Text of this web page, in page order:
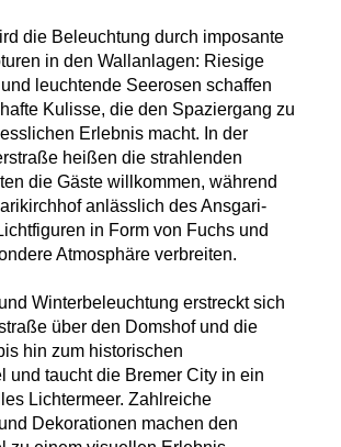
die Beleuchtung durch imposante
in den Wallanlagen: Riesige
leuchtende Seerosen schaffen
Kulisse, die den Spaziergang zu
Erlebnis macht. In der
heißen die strahlenden
die Gäste willkommen, während
anlässlich desAnsgari-
in Form von Fuchs und
Atmosphäre verbreiten.
Winterbeleuchtung erstreckt sich
über den Domshof und die
hin zum historischen
und taucht die Bremer City in ein
Lichtermeer. Zahlreiche
Dekorationen machen den